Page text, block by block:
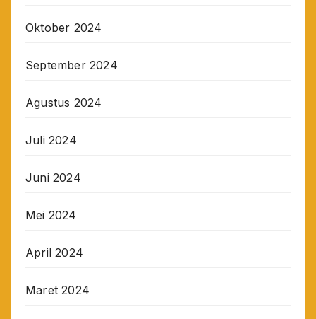
Oktober 2024
September 2024
Agustus 2024
Juli 2024
Juni 2024
Mei 2024
April 2024
Maret 2024